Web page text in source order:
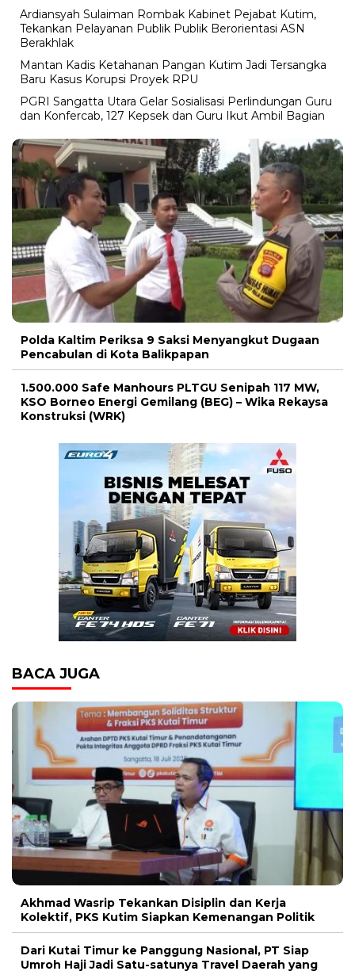
Ardiansyah Sulaiman Rombak Kabinet Pejabat Kutim,
Tekankan Pelayanan Publik Publik Berorientasi ASN
Berakhlak
Mantan Kadis Ketahanan Pangan Kutim Jadi Tersangka
Baru Kasus Korupsi Proyek RPU
PGRI Sangatta Utara Gelar Sosialisasi Perlindungan Guru
dan Konfercab, 127 Kepsek dan Guru Ikut Ambil Bagian
Polda Kaltim Periksa 9 Saksi Menyangkut Dugaan
Pencabulan di Kota Balikpapan
1.500.000 Safe Manhours PLTGU Senipah 117 MW,
KSO Borneo Energi Gemilang (BEG) – Wika Rekaysa
Konstruksi (WRK)
BACA JUGA
Akhmad Wasrip Tekankan Disiplin dan Kerja
Kolektif, PKS Kutim Siapkan Kemenangan Politik
Dari Kutai Timur ke Panggung Nasional, PT Siap
Umroh Haji Jadi Satu-satunya Travel Daerah yang